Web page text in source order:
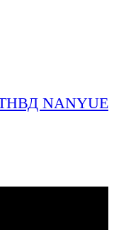
ТНВД NANYUE